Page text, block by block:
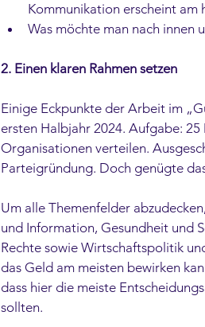
Kommunikation erscheint am
Was möchte man nach innen
2. Einen klaren Rahmen setzen
Einige Eckpunkte der Arbeit im
ersten Halbjahr 2024. Aufgabe:
Organisationen verteilen.
Parteigründung. Doch genügte
Um alle Themenfelder
und Information, Gesundheit und
Rechte sowie Wirtschaftspolitik
das Geld am meisten bewirken
dass hier die meiste
sollten.